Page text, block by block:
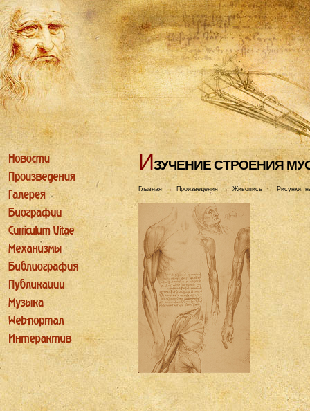
ИЗУЧЕHИЕ СТРОЕHИЯ
Главная→ Произведения → Живопись → Рисунки,